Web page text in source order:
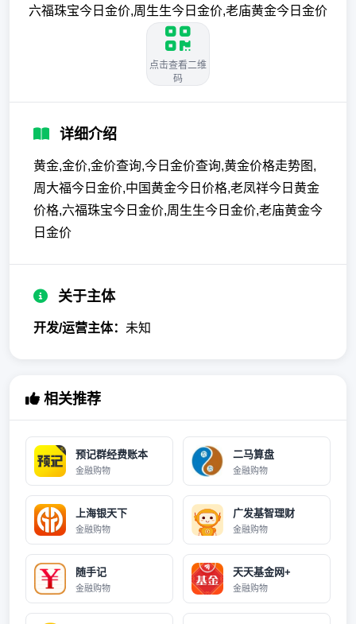
六福珠宝今日金价,周生生今日金价,老庙黄金今日金价
点击查看二维
码
详细介绍
黄金,金价,金价查询,今日金价查询,黄金价格走势图,
周大福今日金价,中国黄金今日价格,老凤祥今日黄金
价格,六福珠宝今日金价,周生生今日金价,老庙黄金今
日金价
关于主体
开发/运营主体： 未知
相关推荐
预记群经费账本
金融购物
二马算盘
金融购物
上海银天下
金融购物
广发基智理财
金融购物
随手记
金融购物
天天基金网+
金融购物